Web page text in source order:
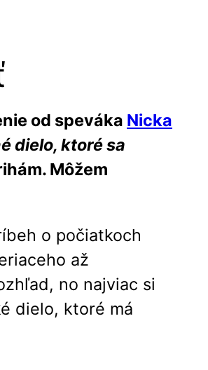
od speváka Nicka
dielo, ktoré sa
Môžem
o počiatkoch
až
no najviac si
dielo, ktoré má